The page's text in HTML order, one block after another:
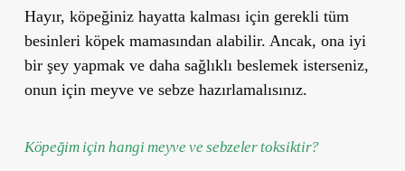
Hayır, köpeğiniz hayatta kalması için gerekli tüm
besinleri köpek mamasından alabilir. Ancak, ona iyi
bir şey yapmak ve daha sağlıklı beslemek isterseniz,
onun için meyve ve sebze hazırlamalısınız.
Köpeğim için hangi meyve ve sebzeler toksiktir?